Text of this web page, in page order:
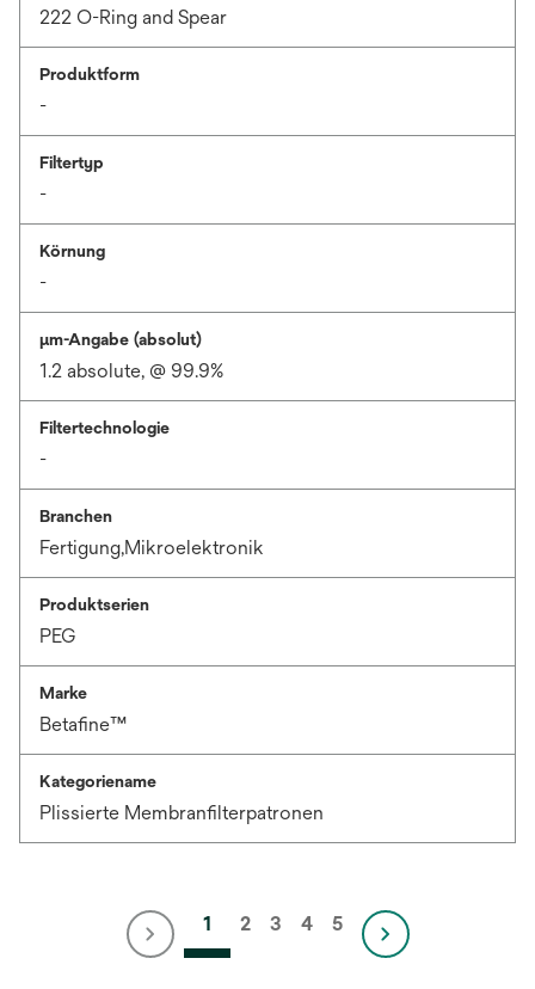
222 O-Ring and Spear
Produktform
-
Filtertyp
-
Körnung
-
μm-Angabe (absolut)
1.2 absolute, @ 99.9%
Filtertechnologie
-
Branchen
Fertigung,Mikroelektronik
Produktserien
PEG
Marke
Betafine™
Kategoriename
Plissierte Membranfilterpatronen
1 2 3 4 5